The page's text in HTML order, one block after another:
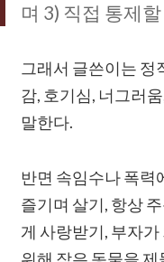
며 3) 직접 통제
그래서 글쓴이는 정
감, 호기심, 너그러
말한다.
반면 속임수나 폭력
즐기며 살기, 항상
게 사랑받기, 부자